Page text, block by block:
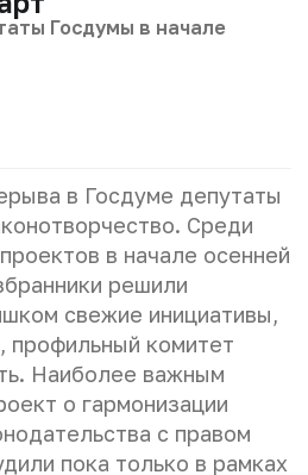
Госдумы в начале
в Госдуме депутаты
Среди
в начале осенней
решили
свежие инициативы,
профильный комитет
Наиболее важным
о гармонизации
с правом
пока только в рамках